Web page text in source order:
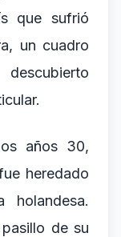
que sufrió
un cuadro
años 30,
heredado
de su